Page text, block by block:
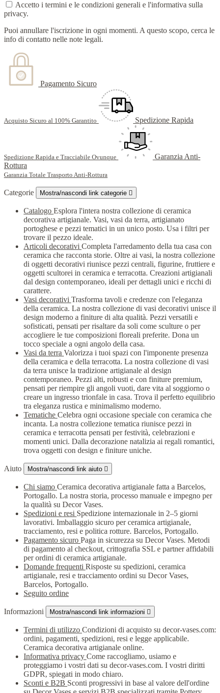
Accetto i termini e le condizioni generali e l'informativa sulla
privacy.
Puoi annullare l'iscrizione in ogni momenti. A questo scopo, cerca le
info di contatto nelle note legali.
Pagamento Sicuro
Acquisto Sicuro al 100% Garantito Spedizione Rapida
Spedizione Rapida e Tracciabile Ovunque
Garanzia Anti-
Rottura
Garanzia Totale Trasporto Anti-Rottura
Categorie Mostra/nascondi link categorie 
Catalogo Esplora l'intera nostra collezione di ceramica
decorativa artigianale. Vasi, vasi da terra, artigianato
portoghese e pezzi tematici in un unico posto. Usa i filtri per
trovare il pezzo ideale.
Articoli decorativi Completa l'arredamento della tua casa con
ceramica che racconta storie. Oltre ai vasi, la nostra collezione
di oggetti decorativi riunisce pezzi centrali, figurine, fruttiere e
oggetti scultorei in ceramica e terracotta. Creazioni artigianali
dal design contemporaneo, ideali per dettagli unici e ricchi di
carattere.
Vasi decorativi Trasforma tavoli e credenze con l'eleganza
della ceramica. La nostra collezione di vasi decorativi unisce il
design moderno a finiture di alta qualità. Pezzi versatili e
sofisticati, pensati per risaltare da soli come sculture o per
accogliere le tue composizioni floreali preferite. Dona un
tocco speciale a ogni angolo della casa.
Vasi da terra Valorizza i tuoi spazi con l'imponente presenza
della ceramica e della terracotta. La nostra collezione di vasi
da terra unisce la tradizione artigianale al design
contemporaneo. Pezzi alti, robusti e con finiture premium,
pensati per riempire gli angoli vuoti, dare vita al soggiorno o
creare un ingresso trionfale in casa. Trova il perfetto equilibrio
tra eleganza rustica e minimalismo moderno.
Tematiche Celebra ogni occasione speciale con ceramica che
incanta. La nostra collezione tematica riunisce pezzi in
ceramica e terracotta pensati per festività, celebrazioni e
momenti unici. Dalla decorazione natalizia ai regali romantici,
trova oggetti con design e finiture uniche.
Aiuto Mostra/nascondi link aiuto 
Chi siamo Ceramica decorativa artigianale fatta a Barcelos,
Portogallo. La nostra storia, processo manuale e impegno per
la qualità su Decor Vases.
Spedizioni e resi Spedizione internazionale in 2–5 giorni
lavorativi. Imballaggio sicuro per ceramica artigianale,
tracciamento, resi e politica rotture. Barcelos, Portogallo.
Pagamento sicuro Paga in sicurezza su Decor Vases. Metodi
di pagamento al checkout, crittografia SSL e partner affidabili
per ordini di ceramica artigianale.
Domande frequenti Risposte su spedizioni, ceramica
artigianale, resi e tracciamento ordini su Decor Vases,
Barcelos, Portogallo.
Seguito ordine
Informazioni Mostra/nascondi link informazioni 
Termini di utilizzo Condizioni di acquisto su decor-vases.com:
ordini, pagamenti, spedizioni, resi e legge applicabile.
Ceramica decorativa artigianale online.
Informativa privacy Come raccogliamo, usiamo e
proteggiamo i vostri dati su decor-vases.com. I vostri diritti
GDPR, spiegati in modo chiaro.
Sconti e B2B Sconti progressivi in base al valore dell'ordine